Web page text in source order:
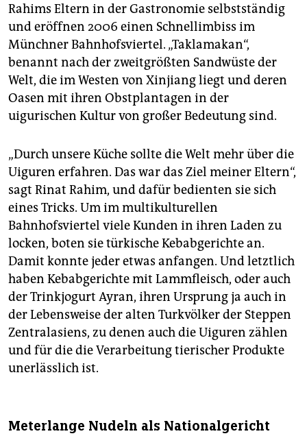
Rahims Eltern in der Gastronomie selbstständig
und eröffnen 2006 einen Schnellimbiss im
Münchner Bahnhofsviertel. „Taklamakan“,
benannt nach der zweitgrößten Sandwüste der
Welt, die im Westen von Xinjiang liegt und deren
Oasen mit ihren Obstplantagen in der
uigurischen Kultur von großer Bedeutung sind.
„Durch unsere Küche sollte die Welt mehr über die
Uiguren erfahren. Das war das Ziel meiner Eltern“,
sagt Rinat Rahim, und dafür bedienten sie sich
eines Tricks. Um im multikulturellen
Bahnhofsviertel viele Kunden in ihren Laden zu
locken, boten sie türkische Kebabgerichte an.
Damit konnte jeder etwas anfangen. Und letztlich
haben Kebabgerichte mit Lammfleisch, oder auch
der Trinkjogurt Ayran, ihren Ursprung ja auch in
der Lebensweise der alten Turkvölker der Steppen
Zentralasiens, zu denen auch die Uiguren zählen
und für die die Verarbeitung tierischer Produkte
unerlässlich ist.
Meterlange Nudeln als Nationalgericht